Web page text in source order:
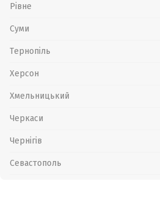
Рівне
Суми
Тернопіль
Херсон
Хмельницький
Черкаси
Чернігів
Севастополь